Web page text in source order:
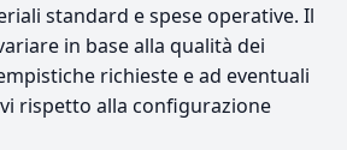
standard e spese operative. Il
in base alla qualità dei
richieste e ad eventuali
rispetto alla configurazione